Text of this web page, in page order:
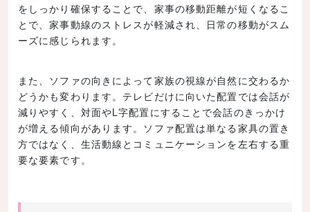
をしっかり確保することで、家事の移動距離が短くなるこ
とで、家事動線のストレスが軽減され、日常の移動がスム
ーズに感じられます。
また、ソファの向きによって家族の視線が自然に交わるか
どうかも変わります。テレビだけに向いた配置では会話が
減りやすく、対面やL字配置にすることで会話のきっかけ
が増える傾向があります。ソファ配置は単なる家具の置き
方ではなく、生活動線とコミュニケーションを左右する重
要な要素です。